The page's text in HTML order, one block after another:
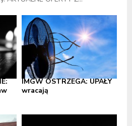
IMGW OSTRZEGA: UPAŁY
wracają